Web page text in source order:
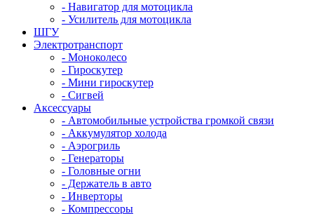
- Навигатор для мотоцикла
- Усилитель для мотоцикла
ШГУ
Электротранспорт
- Mоноколесо
- Гироскутер
- Мини гироскутер
- Сигвей
Аксессуары
- Автомобильные устройства громкой связи
- Аккумулятор холода
- Аэрогриль
- Генераторы
- Головные огни
- Держатель в авто
- Инверторы
- Компрессоры